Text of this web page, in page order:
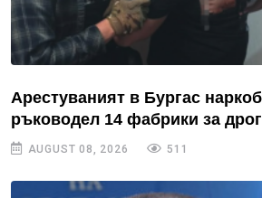
Арестуваният в Бургас
ръководел 14 фабрики за
AUGUST 08, 2026 511